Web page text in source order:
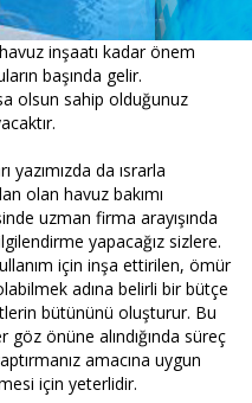
inşaatı kadar önem
başında gelir.
olsun sahip olduğunuz
yazımızda da ısrarla
olan havuz bakımı
uzman firma arayışında
yapacağız sizlere.
için inşa ettirilen, ömür
adına belirli bir bütçe
bütününü oluşturur. Bu
önüne alındığında süreç
amacına uygun
için yeterlidir.